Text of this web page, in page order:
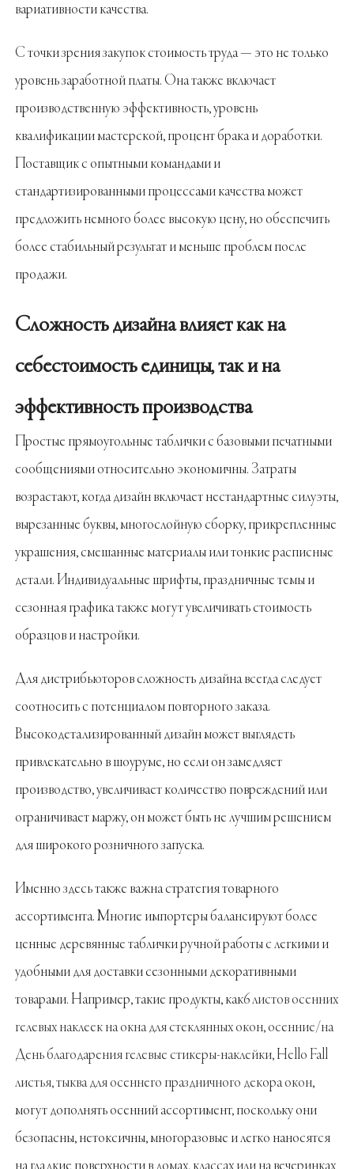
вариативности качества.
С точки зрения закупок стоимость труда — это не только
уровень заработной платы. Она также включает
производственную эффективность, уровень
квалификации мастерской, процент брака и доработки.
Поставщик с опытными командами и
стандартизированными процессами качества может
предложить немного более высокую цену, но обеспечить
более стабильный результат и меньше проблем после
продажи.
Сложность дизайна влияет как на
себестоимость единицы, так и на
эффективность производства
Простые прямоугольные таблички с базовыми печатными
сообщениями относительно экономичны. Затраты
возрастают, когда дизайн включает нестандартные силуэты,
вырезанные буквы, многослойную сборку, прикрепленные
украшения, смешанные материалы или тонкие расписные
детали. Индивидуальные шрифты, праздничные темы и
сезонная графика также могут увеличивать стоимость
образцов и настройки.
Для дистрибьюторов сложность дизайна всегда следует
соотносить с потенциалом повторного заказа.
Высокодетализированный дизайн может выглядеть
привлекательно в шоуруме, но если он замедляет
производство, увеличивает количество повреждений или
ограничивает маржу, он может быть не лучшим решением
для широкого розничного запуска.
Именно здесь также важна стратегия товарного
ассортимента. Многие импортеры балансируют более
ценные деревянные таблички ручной работы с легкими и
удобными для доставки сезонными декоративными
товарами. Например, такие продукты, как6 листов осенних
гелевых наклеек на окна для стеклянных окон, осенние/на
День благодарения гелевые стикеры-наклейки, Hello Fall
листья, тыква для осеннего праздничного декора окон,
могут дополнять осенний ассортимент, поскольку они
безопасны, нетоксичны, многоразовые и легко наносятся